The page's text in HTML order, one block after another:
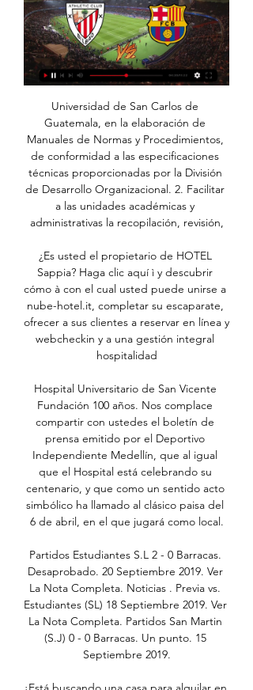
Universidad de San Carlos de
Guatemala, en la elaboración de
Manuales de Normas y Procedimientos,
de conformidad a las especificaciones
técnicas proporcionadas por la División
de Desarrollo Organizacional. 2. Facilitar
a las unidades académicas y
administrativas la recopilación, revisión,
¿Es usted el propietario de HOTEL
Sappia? Haga clic aquí ì y descubrir
cómo à con el cual usted puede unirse a
nube-hotel.it, completar su escaparate,
ofrecer a sus clientes a reservar en línea y
webcheckin y a una gestión integral
hospitalidad
Hospital Universitario de San Vicente
Fundación 100 años. Nos complace
compartir con ustedes el boletín de
prensa emitido por el Deportivo
Independiente Medellín, que al igual
que el Hospital está celebrando su
centenario, y que como un sentido acto
simbólico ha llamado al clásico paisa del
6 de abril, en el que jugará como local.
Partidos Estudiantes S.L 2 - 0 Barracas.
Desaprobado. 20 Septiembre 2019. Ver
La Nota Completa. Noticias . Previa vs.
Estudiantes (SL) 18 Septiembre 2019. Ver
La Nota Completa. Partidos San Martin
(S.J) 0 - 0 Barracas. Un punto. 15
Septiembre 2019.